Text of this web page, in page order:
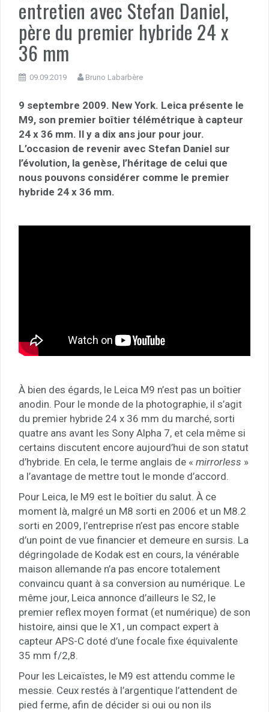
entretien avec Stefan Daniel,
père du premier hybride 24 x
36 mm
09.09.2019 Bruno Labarbère
9 septembre 2009. New York. Leica présente le
M9, son premier boîtier télémétrique à capteur
24 x 36 mm. Il y a dix ans jour pour jour.
L’occasion de revenir avec Stefan Daniel sur
l’évolution, la genèse, l’héritage de celui que
nous pouvons considérer comme le premier
hybride 24 x 36 mm.
À bien des égards, le Leica M9 n’est pas un boîtier
anodin. Pour le monde de la photographie, il s’agit
du premier hybride 24 x 36 mm du marché, sorti
quatre ans avant les Sony Alpha 7, et cela même si
certains discutent encore aujourd’hui de son statut
d’hybride. En cela, le terme anglais de « mirrorless »
a l’avantage de mettre tout le monde d’accord.
Pour Leica, le M9 est le boîtier du salut. À ce
moment là, malgré un M8 sorti en 2006 et un M8.2
sorti en 2009, l’entreprise n’est pas encore stable
d’un point de vue financier et demeure en sursis. La
dégringolade de Kodak est en cours, la vénérable
maison allemande n’a pas encore totalement
convaincu quant à sa conversion au numérique. Le
même jour, Leica annonce d’ailleurs le S2, le
premier reflex moyen format (et numérique) de son
histoire, ainsi que le X1, un compact expert à
capteur APS-C doté d’une focale fixe équivalente
35 mm f/2,8.
Pour les Leicaïstes, le M9 est attendu comme le
messie. Ceux restés à l’argentique l’attendent de
pied ferme, afin de décider si oui ou non ils